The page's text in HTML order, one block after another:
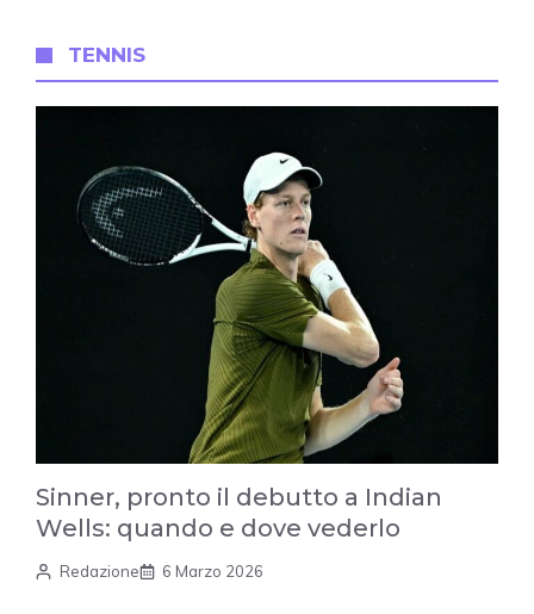
TENNIS
Sinner, pronto il debutto a Indian
Wells: quando e dove vederlo
Redazione 6 Marzo 2026